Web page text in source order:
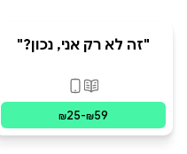
"זה לא רק אני, נכון?"
עַל מַחֲשָׁבוֹת שֶׁמְּבַקְּרוֹת
אֶת כֻּלָּנוּ
פורמטים זמינים
₪25-₪59